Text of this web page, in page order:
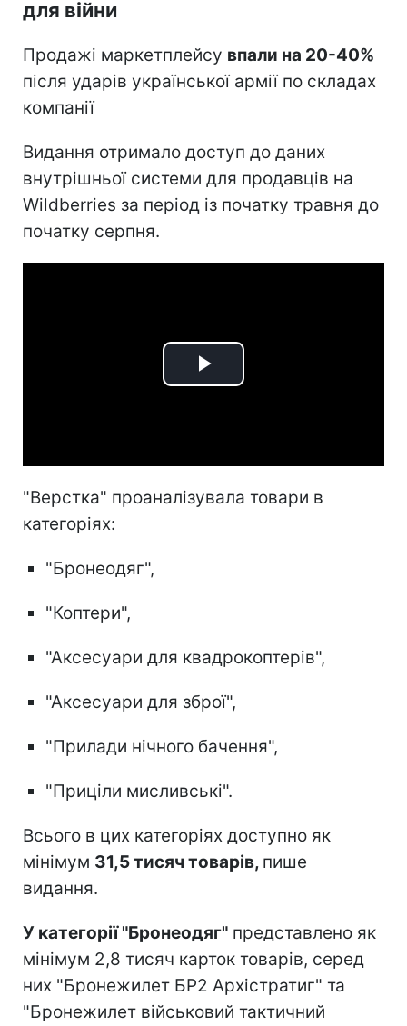
для війни
Продажі маркетплейсу впали на 20-40%
після ударів української армії по складах
компанії
Видання отримало доступ до даних
внутрішньої системи для продавців на
Wildberries за період із початку травня до
початку серпня.
Play
"Верстка" проаналізувала товари в
категоріях:
"Бронеодяг",
"Коптери",
"Аксесуари для квадрокоптерів",
"Аксесуари для зброї",
"Прилади нічного бачення",
"Приціли мисливські".
Всього в цих категоріях доступно як
мінімум 31,5 тисяч товарів, пише
видання.
У категорії "Бронеодяг" представлено як
мінімум 2,8 тисяч карток товарів, серед
них "Бронежилет БР2 Архістратиг" та
"Бронежилет військовий тактичний